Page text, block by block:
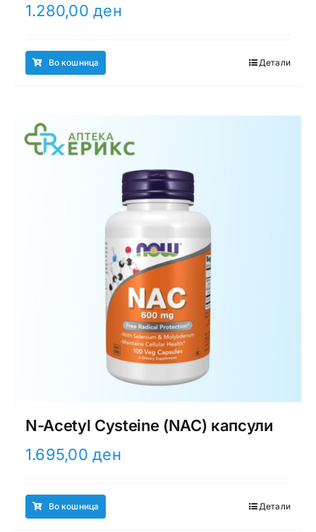
1.280,00ден
Во кошница Детали
N-Acetyl Cysteine (NAC) капсули
1.695,00ден
Во кошница Детали